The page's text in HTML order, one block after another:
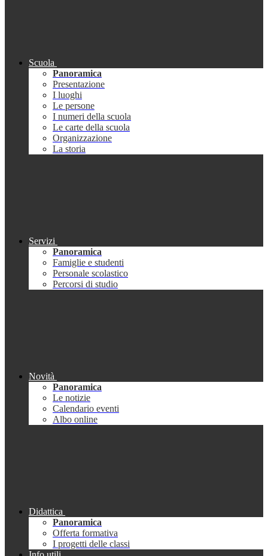
Scuola
Panoramica
Presentazione
I luoghi
Le persone
I numeri della scuola
Le carte della scuola
Organizzazione
La storia
Servizi
Panoramica
Famiglie e studenti
Personale scolastico
Percorsi di studio
Novità
Panoramica
Le notizie
Calendario eventi
Albo online
Didattica
Panoramica
Offerta formativa
I progetti delle classi